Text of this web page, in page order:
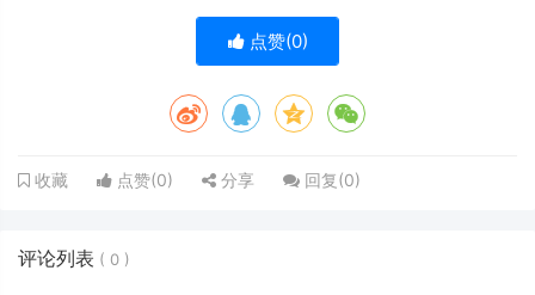
点赞(0)
收藏 点赞(0) 分享 回复(0)
评论列表 ( 0 )